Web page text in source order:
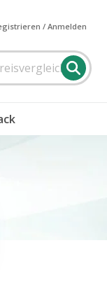
/ Anmelden